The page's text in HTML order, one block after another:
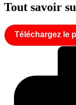
Tout savoir
Téléchargez le